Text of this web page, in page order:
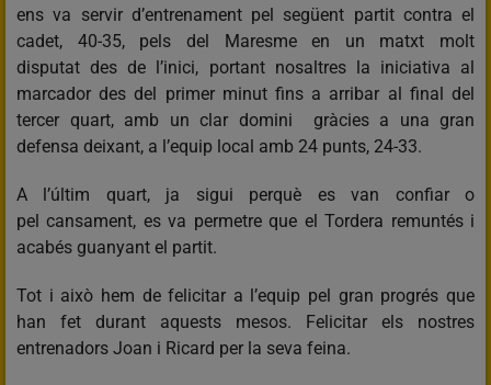
ens va servir d’entrenament pel següent partit contra el
cadet, 40-35, pels del Maresme en un matxt molt
disputat des de l’inici, portant nosaltres la iniciativa al
marcador des del primer minut fins a arribar al final del
tercer quart, amb un clar domini gràcies a una gran
defensa deixant, a l’equip local amb 24 punts, 24-33.
A l’últim quart, ja sigui perquè es van confiar o
pel cansament, es va permetre que el Tordera remuntés i
acabés guanyant el partit.
Tot i això hem de felicitar a l’equip pel gran progrés que
han fet durant aquests mesos. Felicitar els nostres
entrenadors Joan i Ricard per la seva feina.